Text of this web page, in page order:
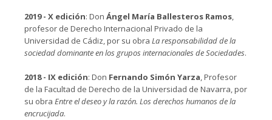
2019 - X edición: Don Ángel María Ballesteros Ramos,
profesor de Derecho Internacional Privado de la
Universidad de Cádiz, por su obra La responsabilidad de la
sociedad dominante en los grupos internacionales de Sociedades.
2018 - IX edición: Don Fernando Simón Yarza, Profesor
de la Facultad de Derecho de la Universidad de Navarra, por
su obra Entre el deseo y la razón. Los derechos humanos de la
encrucijada.